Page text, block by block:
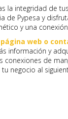
la integridad de
de Pypesa y
y una
web o
información y
conexiones de
negocio al